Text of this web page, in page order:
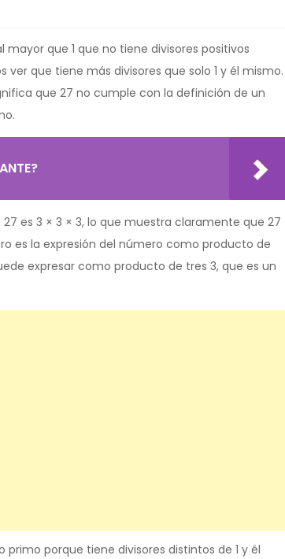
que 1 que no tiene divisores positivos
ver que tiene más divisores que solo 1 y él mismo.
que 27 no cumple con la definición de un
es 3 × 3 × 3, lo que muestra claramente que 27
es la expresión del número como producto de
expresar como producto de tres 3, que es un
porque tiene divisores distintos de 1 y él